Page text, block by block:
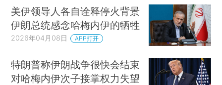
美伊领导人各自诠释停火背景
伊朗总统感念哈梅内伊的牺牲
2026年04月08日 APP打开
特朗普称伊朗战争很快会结束
对哈梅内伊次子接掌权力失望